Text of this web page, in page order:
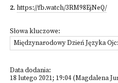
2. https://fb.watch/3RM98EjNeQ/
Słowa kluczowe:
Międzynarodowy Dzień Języka
Data dodania:
18 lutego 2021; 19:04 (Magdalena